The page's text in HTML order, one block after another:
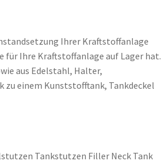
Ihrer Kraftstoffanlage
für Ihre Kraftstoffanlage auf Lager hat.
aus Edelstahl, Halter,
einem Kunststofftank, Tankdeckel
Tankstutzen Filler Neck Tank